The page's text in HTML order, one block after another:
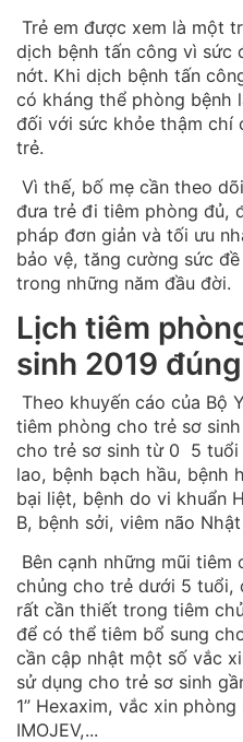
Trẻ em được xem là một
dịch bệnh tấn công vì sức
nớt. Khi dịch bệnh tấn
có kháng thể phòng bệnh
đối với sức khỏe thậm chí
trẻ.
Vì thế, bố mẹ cần theo
đưa trẻ đi tiêm phòng đủ,
pháp đơn giản và tối ưu
bảo vệ, tăng cường sức
trong những năm đầu đời.
Lịch tiêm
sinh 2019
Theo khuyến cáo của Bộ
tiêm phòng cho trẻ sơ
cho trẻ sơ sinh từ 0 5 tuổi
lao, bệnh bạch hầu, bệnh
bại liệt, bệnh do vi khuẩn
B, bệnh sởi, viêm não
Bên cạnh những mũi
chủng cho trẻ dưới 5 tuổi,
rất cần thiết trong tiêm
để có thể tiêm bổ sung
cần cập nhật một số vắc
sử dụng cho trẻ sơ sinh
1” Hexaxim, vắc xin
IMOJEV,...